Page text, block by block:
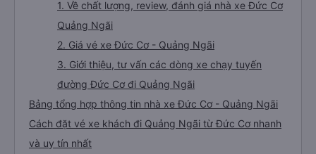
1. Về chất lượng, review, đánh giá nhà xe Đức Cơ
Quảng Ngãi
2. Giá vé xe Đức Cơ - Quảng Ngãi
3. Giới thiệu, tư vấn các dòng xe chạy tuyến
đường Đức Cơ đi Quảng Ngãi
Bảng tổng hợp thông tin nhà xe Đức Cơ - Quảng Ngãi
Cách đặt vé xe khách đi Quảng Ngãi từ Đức Cơ nhanh
và uy tín nhất